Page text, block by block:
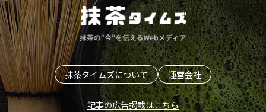
抹茶タイムズについて 運営会社
記事の広告掲載はこちら